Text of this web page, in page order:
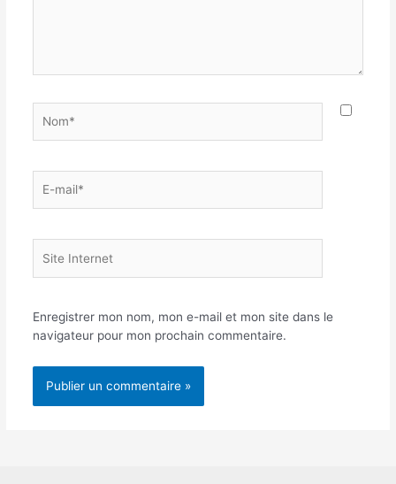
mail*
Internet
Enregistrer mon nom, mon e-mail et mon site dans le
navigateur pour mon prochain commentaire.